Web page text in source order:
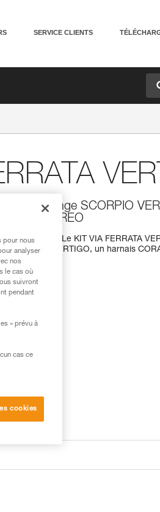
SERVICE CLIENTS
d’une longe SCORPIO
BOREO
via ferrata ! Le KIT VIA FERRATA
SCORPIO VERTIGO, un harnais
pour nous
analyser
nos
le cas où
suivront
pendant
» prévu à
cas ce
cookies